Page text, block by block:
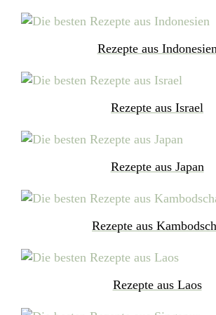
Rezepte aus
Rezepte aus Israel
Rezepte aus Japan
Rezepte aus
Rezepte aus Laos